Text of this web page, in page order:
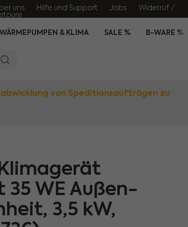
uns Hilfe und Support Jobs
Widerruf /
WÄRMEPUMPEN & KLIMA SALE % B-WARE %
von Speditionsaufträgen zu
WE Außen-
3,5 kW,